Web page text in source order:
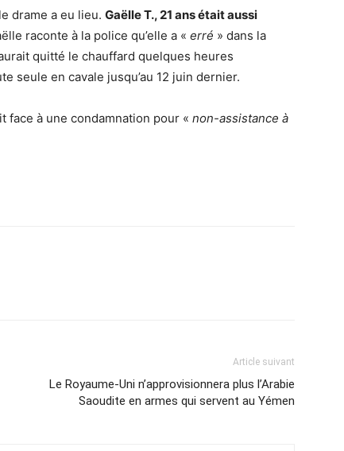
drame a eu lieu. Gaëlle T., 21 ans était aussi
raconte à la police qu’elle a « erré » dans la
quitté le chauffard quelques heures
seule en cavale jusqu’au 12 juin dernier.
face à une condamnation pour « non-assistance à
Article suivant
Le Royaume-Uni n’approvisionnera plus l’Arabie
Saoudite en armes qui servent au Yémen